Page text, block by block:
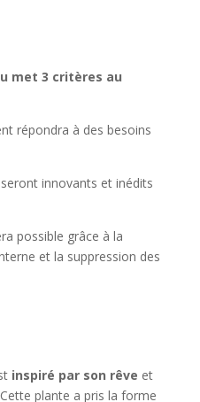
met 3 critères au
répondra à des besoins
innovants et inédits
possible grâce à la
et la suppression des
inspiré par son rêve et
plante a pris la forme